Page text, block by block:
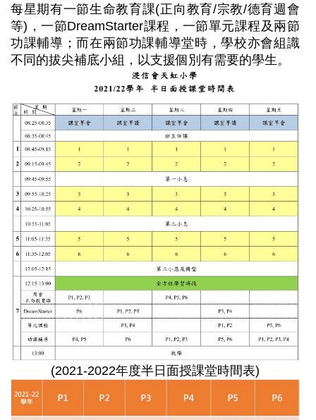
每星期有一節生命教育課(正向教育/宗教/德育週會
等)，一節DreamStarter課程，一節單元課程及兩節
功課輔導；而在兩節功課輔導堂時，學校亦會組識
不同的拔尖補底小組，以支援個別有需要的學生。
(2021-2022年度半日面授課堂時間表)